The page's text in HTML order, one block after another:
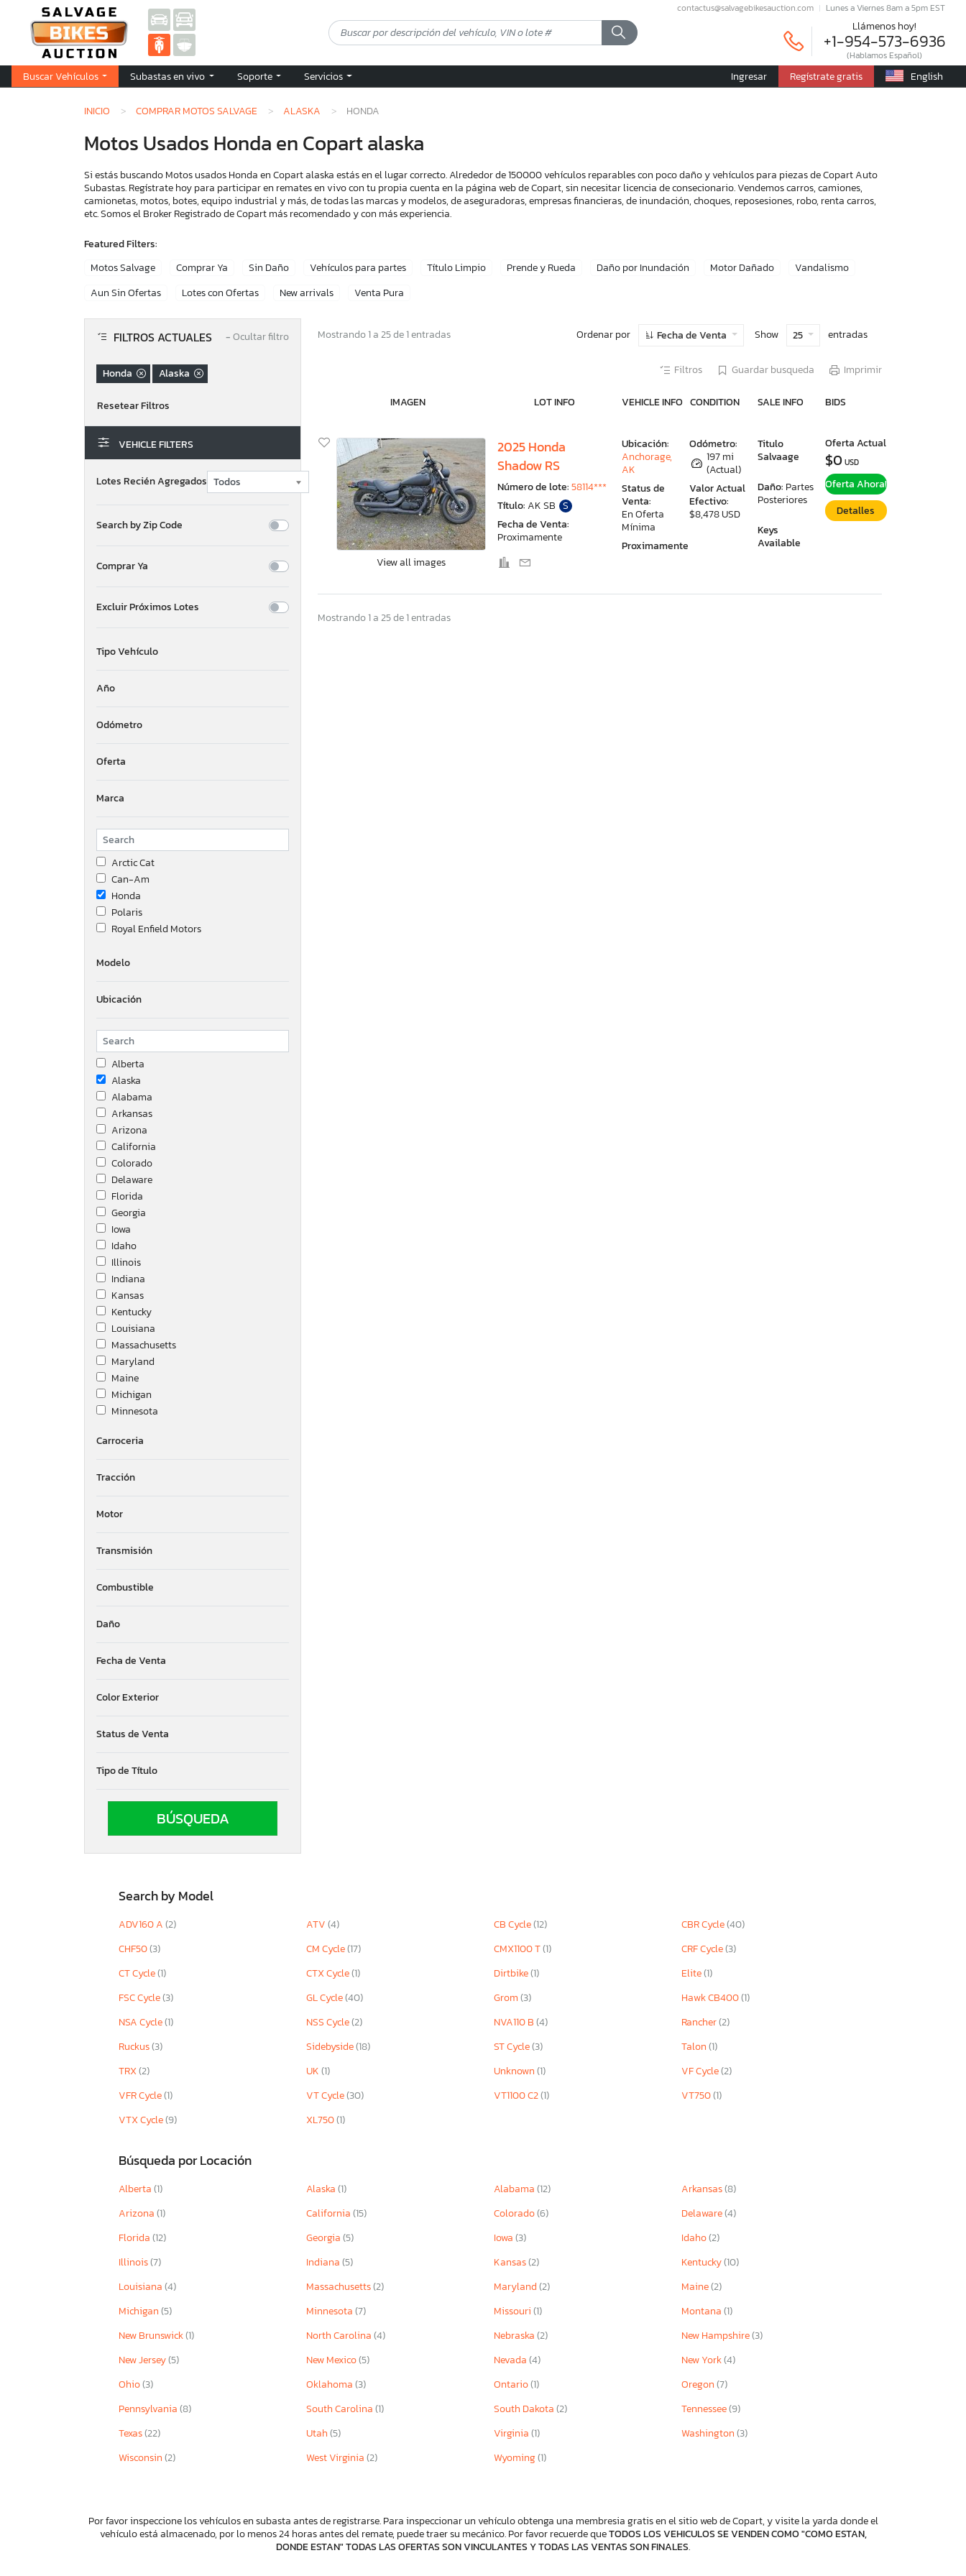
contactus@salvagebikesauction.com Lunes a Viernes 8am a 5pm EST
Llámenos hoy!
+1-954-573-6936
(Hablamos Español)
Buscar Vehículos Subastas en vivo Soporte Servicios Ingresar Regístrate gratis English
INICIO COMPRAR MOTOS SALVAGE ALASKA HONDA
Motos Usados Honda en Copart alaska
Si estás buscando Motos usados Honda en Copart alaska estás en el lugar correcto. Alrededor de 150000 vehículos reparables con poco daño y vehículos para piezas de Copart Auto
Subastas. Regístrate hoy para participar en remates en vivo con tu propia cuenta en la página web de Copart, sin necesitar licencia de consecionario. Vendemos carros, camiones,
camionetas, motos, botes, equipo industrial y más, de todas las marcas y modelos, de aseguradoras, empresas financieras, de inundación, choques, reposesiones, robo, renta carros,
etc. Somos el Broker Registrado de Copart más recomendado y con más experiencia.
Featured Filters:
Motos Salvage
Comprar Ya Sin Daño Vehículos para partes Título Limpio Prende y Rueda Daño por Inundación Motor Dañado
Vandalismo
Aun Sin Ofertas
Lotes con Ofertas New arrivals Venta Pura
FILTROS ACTUALES −Ocultar filtro
Honda Alaska
VEHICLE FILTERS
Lotes Recién Agregados
Search by Zip Code
Comprar Ya
Excluir Próximos Lotes
Tipo Vehículo
Año
Odómetro
Oferta
Marca
Arctic Cat
Can-Am
Honda
Polaris
Royal Enfield Motors
Modelo
Ubicación
Alberta
Alaska
Alabama
Arkansas
Arizona
California
Colorado
Delaware
Florida
Georgia
Iowa
Idaho
Illinois
Indiana
Kansas
Kentucky
Louisiana
Massachusetts
Maryland
Maine
Michigan
Minnesota
Montana
North Carolina
New Hampshire
New Mexico
Ohio
Ontario
Pennsylvania
South Dakota
Utah
Washington
Carroceria
Tracción
Motor
Transmisión
Combustible
Daño
Fecha de Venta
Color Exterior
Status de Venta
Tipo de Título
Mostrando 1 a 25 de 1 entradas Ordenar por Fecha de Venta Show 25 entradas
Filtros Guardar busqueda Imprimir
IMAGEN LOT INFO VEHICLE INFO CONDITION SALE INFO BIDS
View all images
2025 Honda
Shadow RS
Número de lote:58114***
Título:AK SB S
Fecha de Venta:
Proximamente
Odómetro:
197 mi
(Actual)
Valor Actual
Efectivo:
$8,478 USD
Titulo
Salvaage
Daño: Partes
Posteriores
Keys
Available
Ubicación:
Anchorage,
AK
Status de
Venta:
En Oferta
Mínima
Proximamente
Oferta Actual
$0USD
Oferta Ahora!
Detalles
Mostrando 1 a 25 de 1 entradas
Search by Model
ADV160 A(2) ATV(4) CB Cycle(12) CBR Cycle(40)
CHF50(3) CM Cycle(17) CMX1100 T(1) CRF Cycle(3)
CT Cycle(1) CTX Cycle(1) Dirtbike(1) Elite(1)
FSC Cycle(3) GL Cycle(40) Grom(3) Hawk CB400(1)
NSA Cycle(1) NSS Cycle(2) NVA110 B(4) Rancher(2)
Ruckus(3) Sidebyside(18) ST Cycle(3) Talon(1)
TRX(2) UK(1) Unknown(1) VF Cycle(2)
VFR Cycle(1) VT Cycle(30) VT1100 C2(1) VT750(1)
VTX Cycle(9) XL750(1)
Búsqueda por Locación
Alberta(1) Alaska(1) Alabama(12) Arkansas(8)
Arizona(1) California(15) Colorado(6) Delaware(4)
Florida(12) Georgia(5) Iowa(3) Idaho(2)
Illinois(7) Indiana(5) Kansas(2) Kentucky(10)
Louisiana(4) Massachusetts(2) Maryland(2) Maine(2)
Michigan(5) Minnesota(7) Missouri(1) Montana(1)
New Brunswick(1) North Carolina(4) Nebraska(2) New Hampshire(3)
New Jersey(5) New Mexico(5) Nevada(4) New York(4)
Ohio(3) Oklahoma(3) Ontario(1) Oregon(7)
Pennsylvania(8) South Carolina(1) South Dakota(2) Tennessee(9)
Texas(22) Utah(5) Virginia(1) Washington(3)
Wisconsin(2) West Virginia(2) Wyoming(1)
Por favor inspeccione los vehículos en subasta antes de registrarse. Para inspeccionar un vehículo obtenga una membresia gratis en el sitio web de Copart, y visite la yarda donde el
vehículo está almacenado, por lo menos 24 horas antes del remate, puede traer su mecánico. Por favor recuerde queTODOS LOS VEHICULOS SE VENDEN COMO "COMO ESTAN,
DONDE ESTAN" TODAS LAS OFERTAS SON VINCULANTES Y TODAS LAS VENTAS SON FINALES.